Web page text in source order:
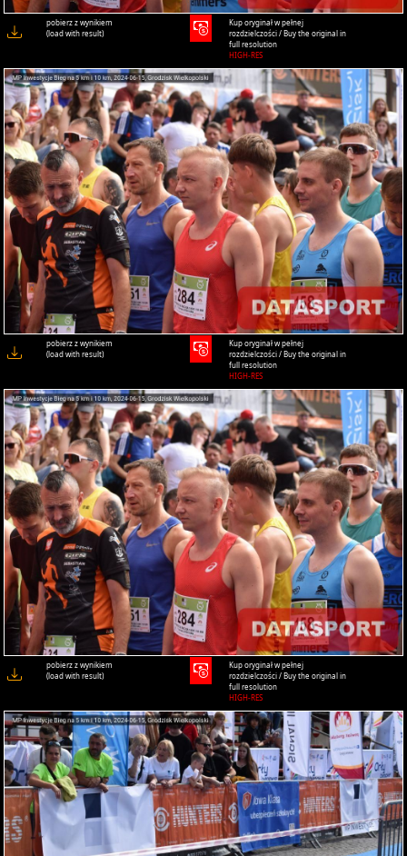
pobierz z wynikiem
(load with result)
Kup oryginał w pełnej
rozdzielczości / Buy the original in
full resolution
HIGH-RES
pobierz z wynikiem
(load with result)
Kup oryginał w pełnej
rozdzielczości / Buy the original in
full resolution
HIGH-RES
pobierz z wynikiem
(load with result)
Kup oryginał w pełnej
rozdzielczości / Buy the original in
full resolution
HIGH-RES